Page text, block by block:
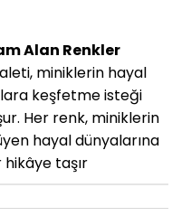
Alan Renkler
miniklerin hayal
keşfetme isteği
Her renk, miniklerin
hayal dünyalarına
taşır